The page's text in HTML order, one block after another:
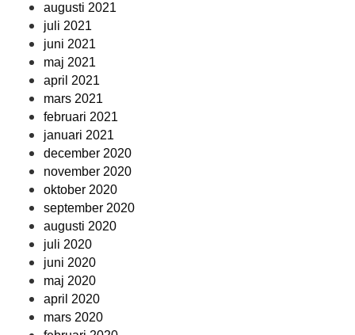
augusti 2021
juli 2021
juni 2021
maj 2021
april 2021
mars 2021
februari 2021
januari 2021
december 2020
november 2020
oktober 2020
september 2020
augusti 2020
juli 2020
juni 2020
maj 2020
april 2020
mars 2020